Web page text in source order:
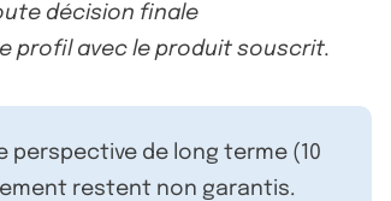
décision finale
profil avec le produit souscrit.
perspective de long terme (10
restent non garantis.